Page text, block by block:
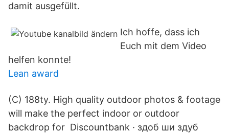
damit ausgefüllt.
Ich hoffe, dass ich
Euch mit dem Video
helfen konnte!
Lean award
(C) 188ty. High quality outdoor photos & footage
will make the perfect indoor or outdoor
backdrop for Discountbank · здоб ши здуб